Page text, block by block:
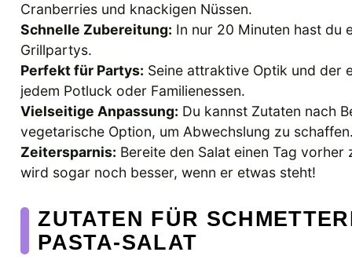
Cranberries und knackigen Nüssen.
Schnelle Zubereitung: In nur 20 Minuten hast du
Grillpartys.
Perfekt für Partys: Seine attraktive Optik und der
jedem Potluck oder Familienessen.
Vielseitige Anpassung: Du kannst Zutaten nach
vegetarische Option, um Abwechslung zu
Zeitersparnis: Bereite den Salat einen Tag
wird sogar noch besser, wenn er etwas steht!
ZUTATEN FÜR
PASTA-SALAT